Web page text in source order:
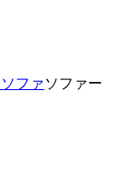
ソファソファー